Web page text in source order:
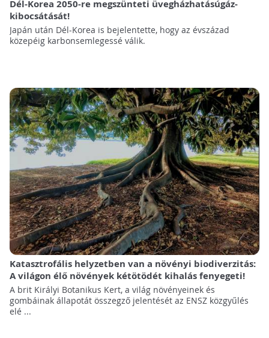
Dél-Korea 2050-re megszünteti üvegházhatásúgáz-
kibocsátását!
Japán után Dél-Korea is bejelentette, hogy az évszázad
közepéig karbonsemlegessé válik.
Katasztrofális helyzetben van a növényi biodiverzitás:
A világon élő növények kétötödét kihalás fenyegeti!
A brit Királyi Botanikus Kert, a világ növényeinek és
gombáinak állapotát összegző jelentését az ENSZ közgyűlés
elé ...